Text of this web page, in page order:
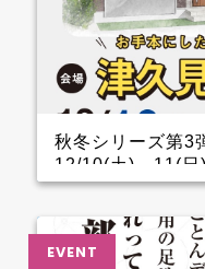
秋冬シリーズ第
12/10(土)～11(日)
インナーガレージ
クレバリーホーム完